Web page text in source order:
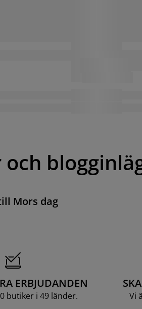
och
Mors dag
ERBJUDANDEN
butiker i 49 länder.
Vi